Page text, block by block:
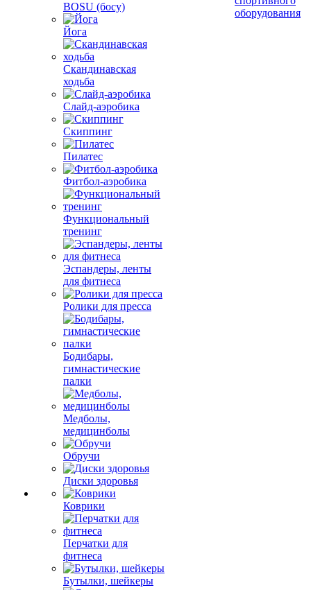
BOSU (босу)
Йога
Скандинавская
ходьба
Слайд-аэробика
Скиппинг
Пилатес
Фитбол-аэробика
Функциональный
тренинг
Эспандеры, ленты
для фитнеса
Ролики для пресса
Бодибары,
гимнастические
палки
Медболы,
медицинболы
Обручи
Диски здоровья
Коврики
Перчатки для
фитнеса
Бутылки, шейкеры
оборудования